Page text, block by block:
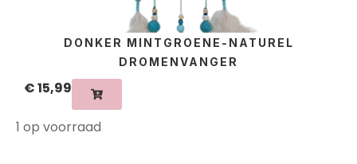
DONKER MINTGROENE-NATUREL
DROMENVANGER
€15,99
1 op voorraad